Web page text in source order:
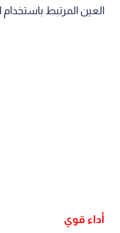
العين المرتبط
أداء قوي